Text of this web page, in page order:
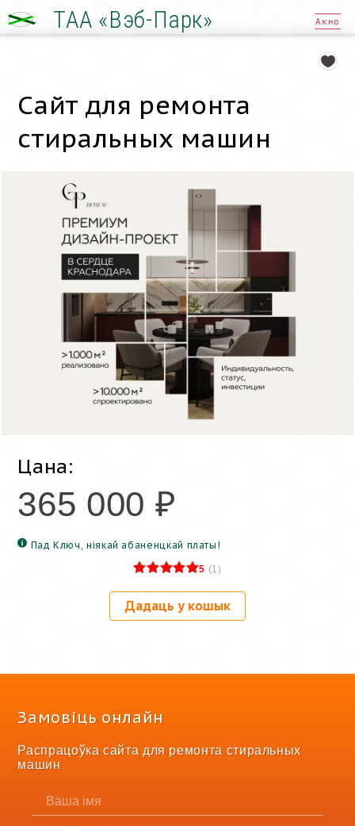
ТАА «Вэб-Парк» Акно
Замовіць онлайн
Распрацоўка сайта для ремонта стиральных
машин
Сайт для ремонта
стиральных машин
Цана:
365 000 ₽
Пад Ключ, ніякай абаненцкай платы!
5 (1)
Дадаць у кошык